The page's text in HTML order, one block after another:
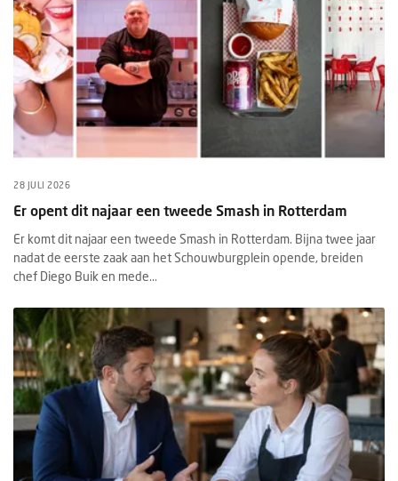
28 JULI 2026
Er opent dit najaar een tweede Smash in Rotterdam
Er komt dit najaar een tweede Smash in Rotterdam. Bijna twee jaar
nadat de eerste zaak aan het Schouwburgplein opende, breiden
chef Diego Buik en mede...